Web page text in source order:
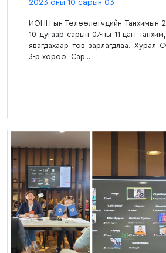
2023 оны 10 сарын 03
ИОНН-ын Төлөөлөгчдийн Танхимын
10 дугаар сарын 07-ны 11 цагт
явагдахаар тов зарлагдлаа. Хурал
3-р хороо, Сар...